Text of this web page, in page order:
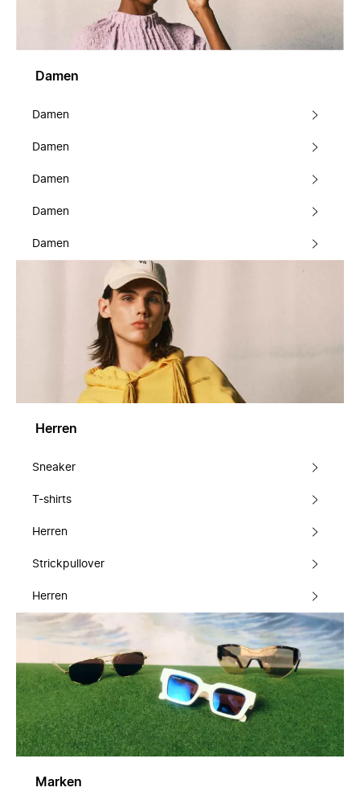
Damen
Damen
Damen
Damen
Damen
Damen
Herren
Sneaker
T-shirts
Herren
Strickpullover
Herren
Marken